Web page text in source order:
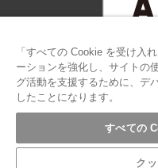
サイトポリシー プライバシー
©AS
「すべての Cookie を受け入
ーションを強化し、サイトの
グ活動を支援するために、デ
したことになります。
すべての
ク